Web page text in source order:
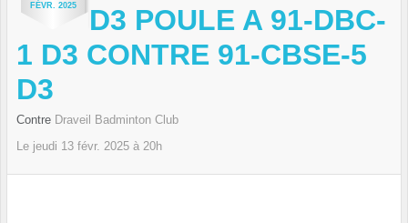
FÉVR. 2025
D3 POULE A 91-DBC-
1 D3 CONTRE 91-CBSE-5
D3
Contre Draveil Badminton Club
Le jeudi 13 févr. 2025 à 20h